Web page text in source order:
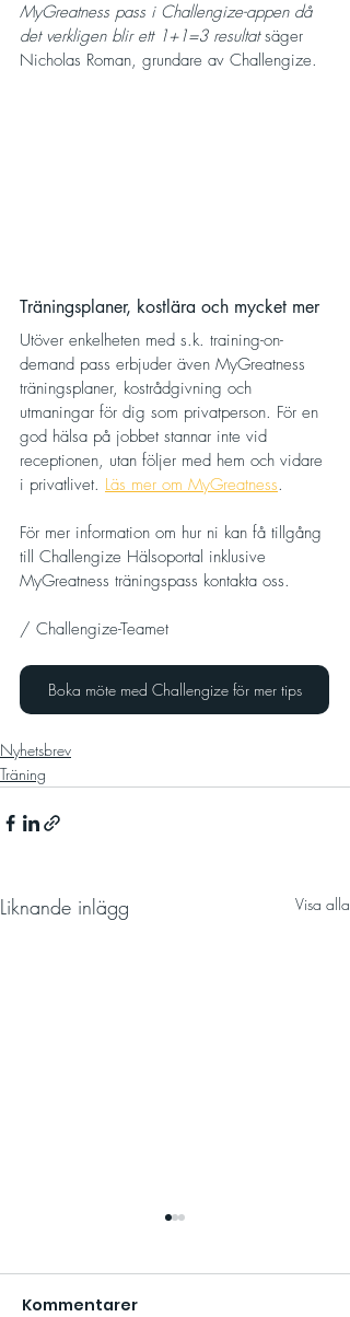
MyGreatness pass i Challengize-appen då
det verkligen blir ett 1+1=3 resultat säger
Nicholas Roman, grundare av Challengize.
Träningsplaner, kostlära och mycket mer
Utöver enkelheten med s.k. training-on-
demand pass erbjuder även MyGreatness
träningsplaner, kostrådgivning och
utmaningar för dig som privatperson. För en
god hälsa på jobbet stannar inte vid
receptionen, utan följer med hem och vidare
i privatlivet. Läs mer om MyGreatness.
För mer information om hur ni kan få tillgång
till Challengize Hälsoportal inklusive
MyGreatness träningspass kontakta oss.
/ Challengize-Teamet
Boka möte med Challengize för mer tips
Nyhetsbrev
Träning
Liknande inlägg Visa alla
Kommentarer